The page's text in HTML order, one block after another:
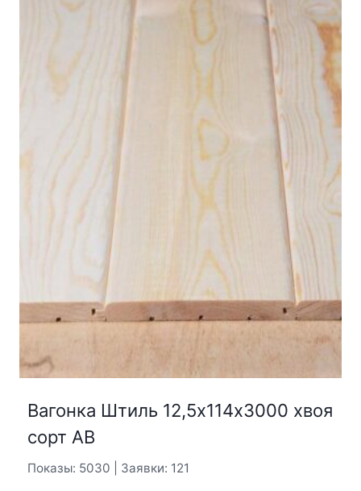
Вагонка Штиль 12,5х114х3000 хвоя
сорт АВ
Показы: 5030 | Заявки: 121